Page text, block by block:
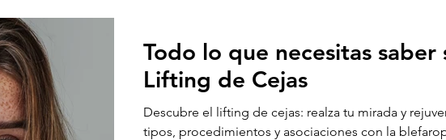
Todo lo que necesitas saber
Lifting de Cejas
Descubre el lifting de cejas: realza tu mirada y
tipos, procedimientos y asociaciones con la